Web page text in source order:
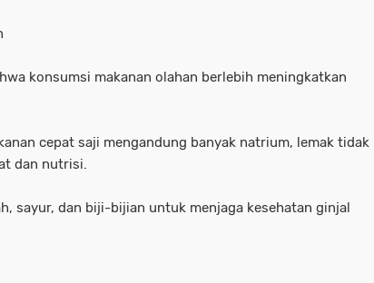
konsumsi makanan olahan berlebih meningkatkan
cepat saji mengandung banyak natrium, lemak tidak
dan nutrisi.
sayur, dan biji-bijian untuk menjaga kesehatan ginjal